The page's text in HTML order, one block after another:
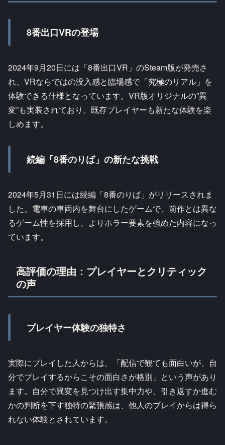
8番出口VRの登場
2024年9月20日には「8番出口VR」のSteam版が発売さ
れ、VRならではの没入感と臨場感で「究極のリアル」を
体験できる仕様となっています。VR版オリジナルの”異
変”も実装されており、既存プレイヤーも新たな体験を楽
しめます。
続編「8番のりば」の新たな挑戦
2024年5月31日には続編「8番のりば」がリリースされま
した。電車の車両内を舞台にしたゲームで、前作とは異な
るゲーム性を採用し、よりホラー要素を強めた内容になっ
ています。
高評価の理由：プレイヤーとクリティック
の声
プレイヤー体験の独特さ
実際にプレイした人からは、「配信で観ても面白いが、自
分でプレイするからこその面白さが格別」という声があり
ます。自分で異変を見つけ出す集中力や、引き返すか進む
かの判断を下す独特の緊張感は、他人のプレイからは得ら
れない体験とされています。